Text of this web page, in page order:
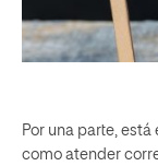
Por una parte, está
como atender